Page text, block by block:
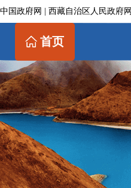
中国政府网 西藏自治区人民政府网
首页